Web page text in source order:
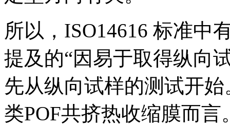
所以，ISO14616 标准中
提及的“因易于取得纵向
先从纵向试样的测试开
类POF共挤热收缩膜而